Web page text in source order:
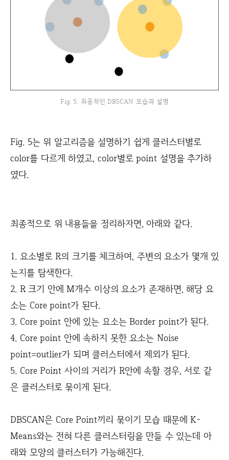
Fig. 5. 최종적인 DBSCAN 모습과 설명
Fig. 5는 위 알고리즘을 설명하기 쉽게 클러스터별로
color를 다르게 하였고, color별로 point 설명을 추가하
였다.
최종적으로 위 내용들을 정리하자면, 아래와 같다.
1. 요소별로 R의 크기를 체크하여, 주변의 요소가 몇개 있
는지를 탐색한다.
2. R 크기 안에 M개수 이상의 요소가 존재하면, 해당 요
소는 Core point가 된다.
3. Core point 안에 있는 요소는 Border point가 된다.
4. Core point 안에 속하지 못한 요소는 Noise
point=outlier가 되며 클러스터에서 제외가 된다.
5. Core Point 사이의 거리가 R안에 속할 경우, 서로 같
은 클러스터로 묶이게 된다.
DBSCAN은 Core Point끼리 묶이기 모습 때문에 K-
Means와는 전혀 다른 클러스터링을 만들 수 있는데 아
래와 모양의 클러스터가 가능해진다.